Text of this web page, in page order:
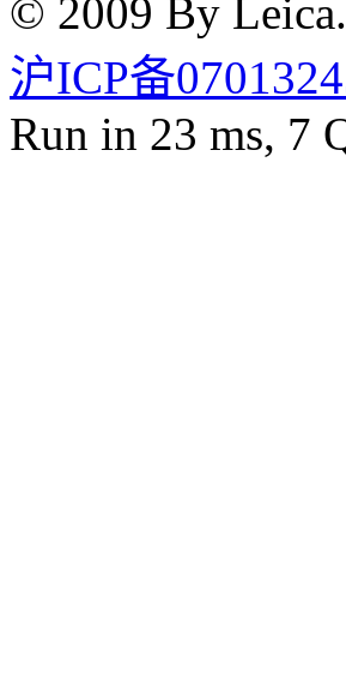
© 2009 By
沪ICP备
Run in 23 ms, 7